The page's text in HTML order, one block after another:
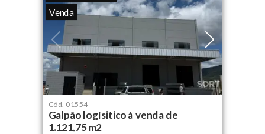
Venda
Cód. 01554
Galpão logísitico à venda de
1.121,75 m2